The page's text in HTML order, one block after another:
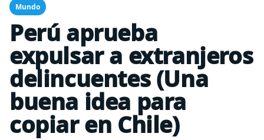
Mundo
Perú aprueba
expulsar a extranjeros
delincuentes (Una
buena idea para
copiar en Chile)